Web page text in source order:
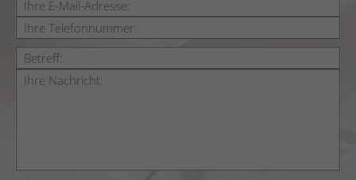
Wird vom Website-Betreiber für internes
Analytics verwendet.
Name
ermöglichen.
Name hubspotutk